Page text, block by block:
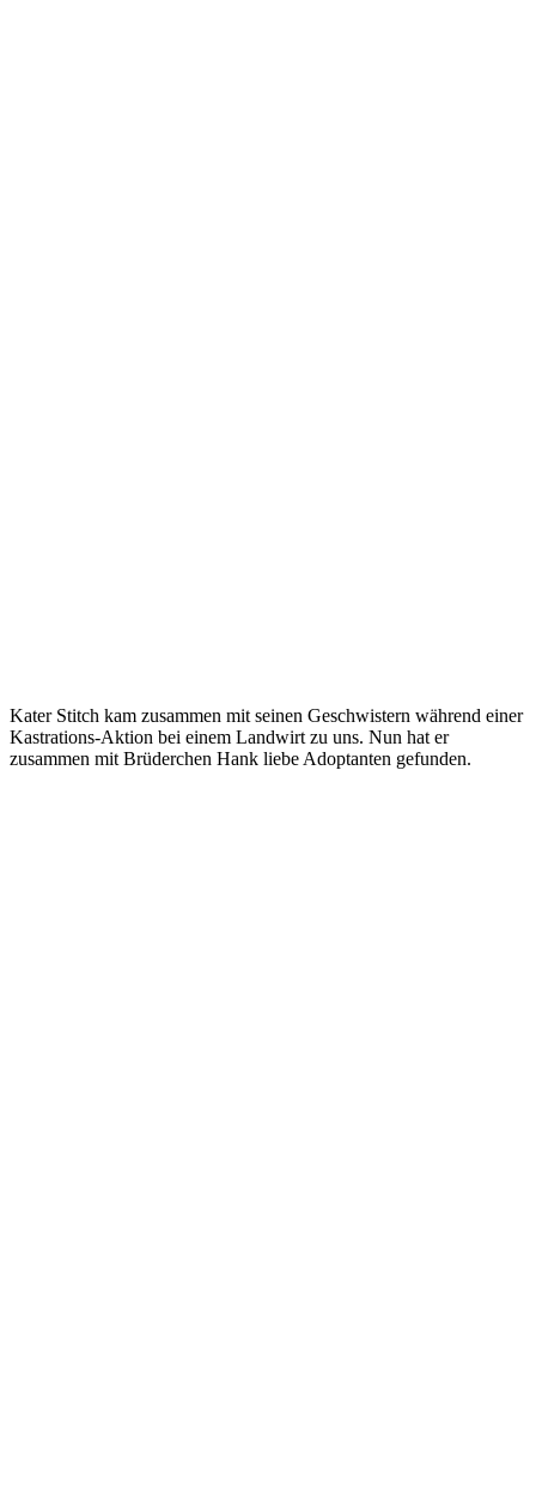
Kater Stitch kam zusammen mit seinen Geschwistern während einer
Kastrations-Aktion bei einem Landwirt zu uns. Nun hat er
zusammen mit Brüderchen Hank liebe Adoptanten gefunden.